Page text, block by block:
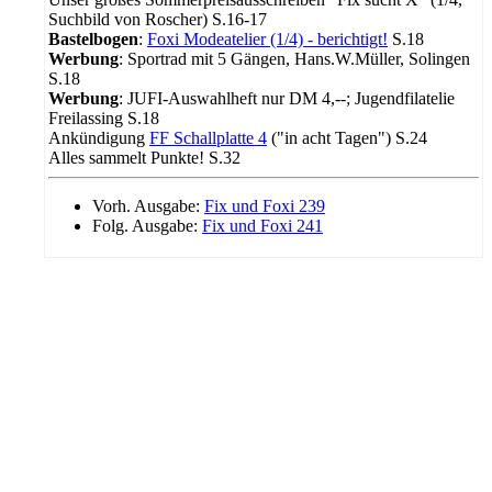
Suchbild von Roscher) S.16-17
Bastelbogen: Foxi Modeatelier (1/4) - berichtigt! S.18
Werbung: Sportrad mit 5 Gängen, Hans.W.Müller, Solingen
S.18
Werbung: JUFI-Auswahlheft nur DM 4,--; Jugendfilatelie
Freilassing S.18
Ankündigung FF Schallplatte 4 ("in acht Tagen") S.24
Alles sammelt Punkte! S.32
Vorh. Ausgabe: Fix und Foxi 239
Folg. Ausgabe: Fix und Foxi 241